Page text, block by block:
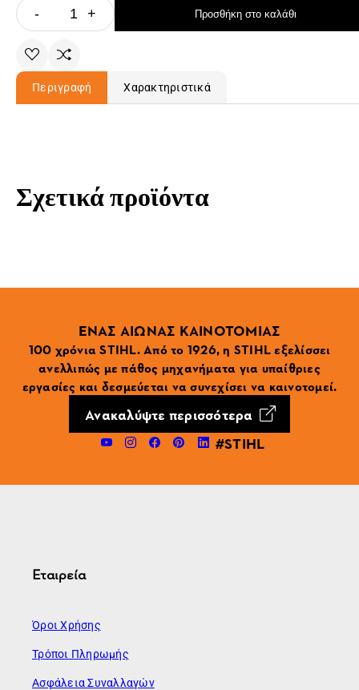
- + Προσθήκη στο καλάθι
Περιγραφή Χαρακτηριστικά
Σχετικά προϊόντα
ΕΝΑΣ ΑΙΩΝΑΣ ΚΑΙΝΟΤΟΜΙΑΣ
100 χρόνια STIHL. Από το 1926, η STIHL εξελίσσει
ανελλιπώς με πάθος μηχανήματα για υπαίθριες
εργασίες και δεσμεύεται να συνεχίσει να καινοτομεί.
Ανακαλύψτε περισσότερα
#STIHL
Εταιρεία
Όροι Χρήσης
Τρόποι Πληρωμής
Ασφάλεια Συναλλαγών